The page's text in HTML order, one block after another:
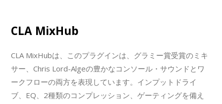
CLA MixHub
CLA MixHubは、このプラグインは、グラミー賞受賞のミキ
サー、Chris Lord-Algeの豊かなコンソール・サウンドとワ
ークフローの両方を表現しています。インプットドライ
ブ、EQ、2種類のコンプレッション、ゲーティングを備え